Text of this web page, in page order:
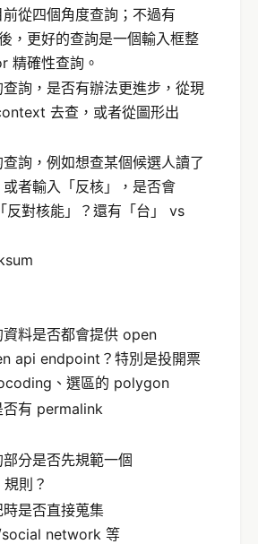
從四個角度查詢；不過有
，更好的查詢是一個輸入框整
精確性查詢。
詢，是否有辦法更進步，從現
去查，或者從圖形出
詢，例如想查某個候選人讀了
者輸入「反核」，是否會
反對核能」？還有「台」 vs
資料是否都會提供 open
api endpoint？特別是投開票
、選區的 polygon
否有 permalink
分是否先規範一個
則？
是否直接蒐集
network 等